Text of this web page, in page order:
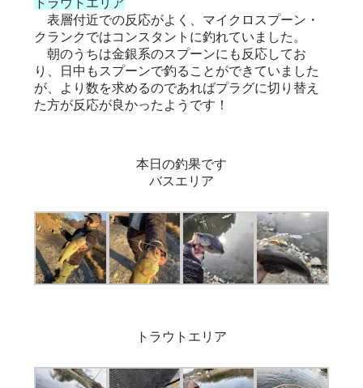
表層付近での反応がよく、マイクロスプーン・
クランクではコンスタントに釣れていました。
朝のうちは金銀系のスプーンにも反応してお
り、日中もスプーンで釣ることができていました
が、より数を求めるのであればプラグに切り替え
た方が反応が良かったようです！
本日の釣果です
バスエリア
トラウトエリア